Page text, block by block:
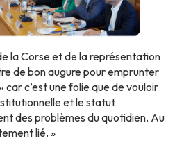
la Corse et de la représentation
de bon augure pour emprunter
car c’est une folie que de vouloir
et le statut
des problèmes du quotidien. Au
lié. »